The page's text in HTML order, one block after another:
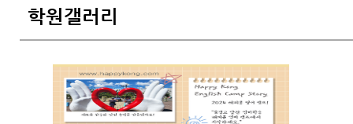
학원갤러리